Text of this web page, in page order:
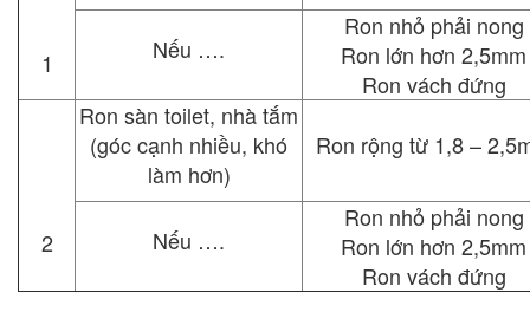
1 Nếu ….
Ron nhỏ phải nong
Ron lớn hơn 2,5mm
Ron vách đứng
2
Ron sàn toilet, nhà tắm
(góc cạnh nhiều, khó
làm hơn)
Ron rộng từ 1,8 –
Nếu ….
Ron nhỏ phải nong
Ron lớn hơn 2,5mm
Ron vách đứng